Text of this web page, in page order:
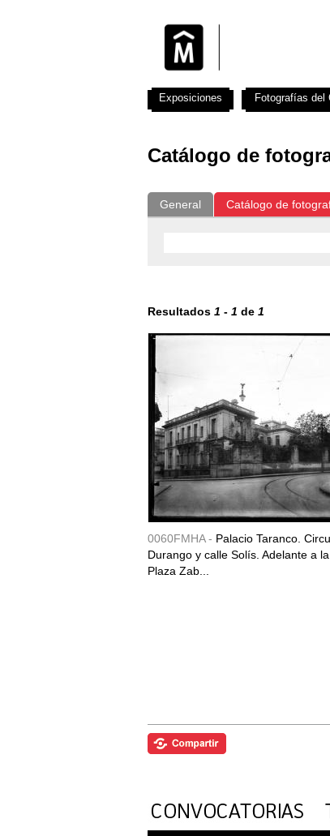
Catálogo de
General Catálogo de
Resultados 1 - 1 de 1
0060FMHA - Palacio Taranco.
Durango y calle Solís. Adelante a
Plaza Zab...
Exposiciones Fotografías del